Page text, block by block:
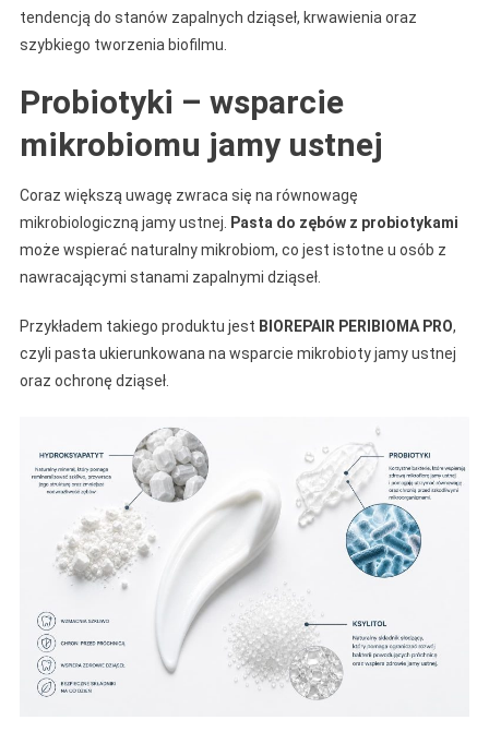
tendencją do stanów zapalnych dziąseł, krwawienia oraz
szybkiego tworzenia biofilmu.
Probiotyki – wsparcie
mikrobiomu jamy ustnej
Coraz większą uwagę zwraca się na równowagę
mikrobiologiczną jamy ustnej.
Pasta do zębów z probiotykami
może wspierać naturalny mikrobiom, co jest istotne u osób z
nawracającymi stanami zapalnymi dziąseł.
Przykładem takiego produktu jest BIOREPAIR PERIBIOMA PRO,
czyli pasta ukierunkowana na wsparcie mikrobioty jamy ustnej
oraz ochronę dziąseł.